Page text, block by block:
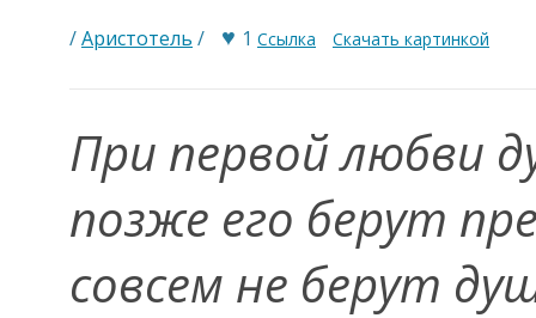
/Аристотель / ♥ 1 Ссылка Скачать картинкой
При первой любви
позже его берут
совсем не берут